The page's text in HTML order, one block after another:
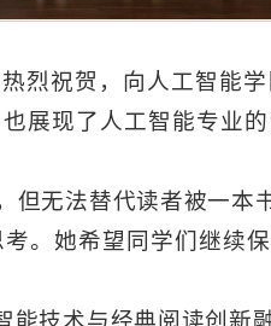
烈祝贺，向人工智能
展现了人工智能专业
无法替代读者被一本
。她希望同学们继续
技术与经典阅读创新